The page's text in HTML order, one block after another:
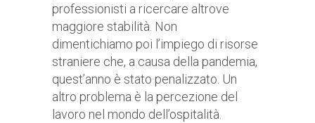
professionisti a ricercare altrove
maggiore stabilità. Non
dimentichiamo poi l’impiego di risorse
straniere che, a causa della pandemia,
quest’anno è stato penalizzato. Un
altro problema è la percezione del
lavoro nel mondo dell’ospitalità.